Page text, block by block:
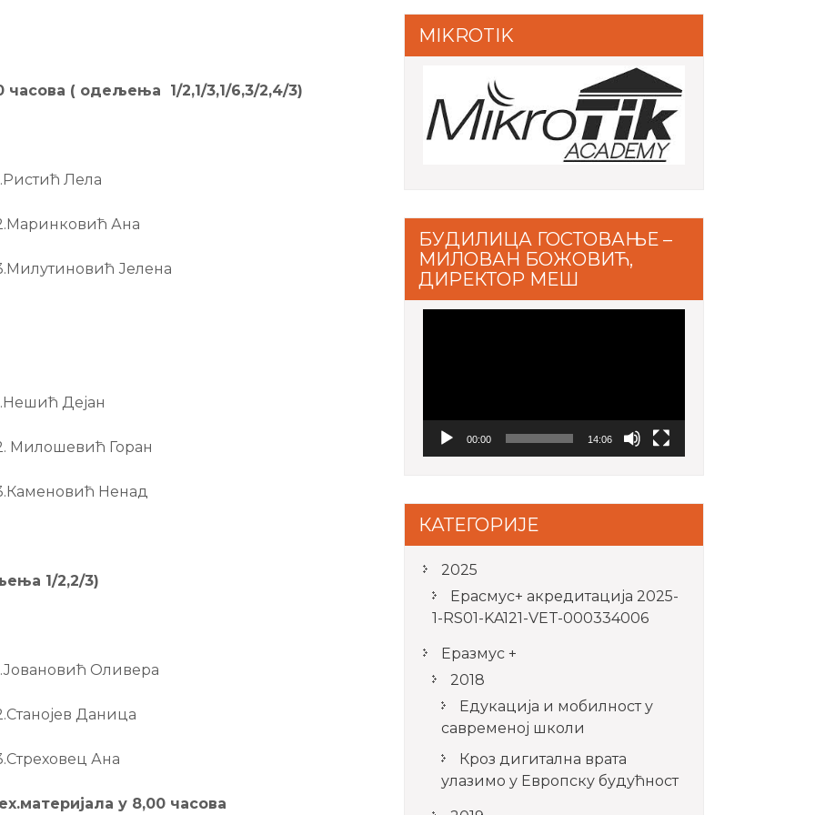
( одељења 1/2,1/3,1/6,3/2,4/3)
Ана
Јелена
Горан
Ненад
1/2,2/3)
Ана
у 8,00 часова
MIKROTIK
БУДИЛИЦА ГОСТОВАЊЕ –
МИЛОВАН БОЖОВИЋ,
ДИРЕКТОР МЕШ
00:00 14:06
КАТЕГОРИЈЕ
2025
Ерасмус+ акредитацијa 2025-
1-RS01-KA121-VET-000334006
Еразмус +
2018
Едукација и мобилност у
савременој школи
Кроз дигитална врата
улазимо у Европску будућност